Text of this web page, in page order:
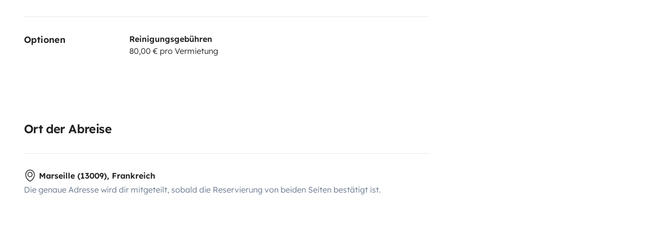
Optionen
Reinigungsgebühren
80,00 € pro Vermietung
Ort der Abreise
Marseille (13009), Frankreich
Die genaue Adresse wird dir mitgeteilt, sobald die Reservierung von beiden Seiten bestätigt ist.